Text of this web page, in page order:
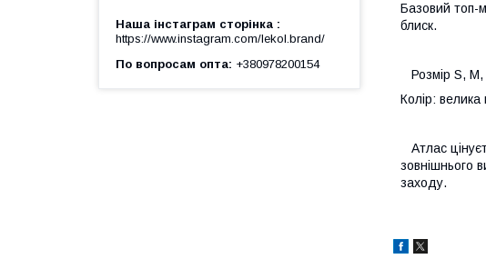
Базовий топ-
блиск.
Розмір S, M,
Колір: велика
Атлас
зовнішнього
заходу.
Наша інстаграм сторінка
https://www.instagram.com/lekol.brand/
По вопросам опта +380978200154